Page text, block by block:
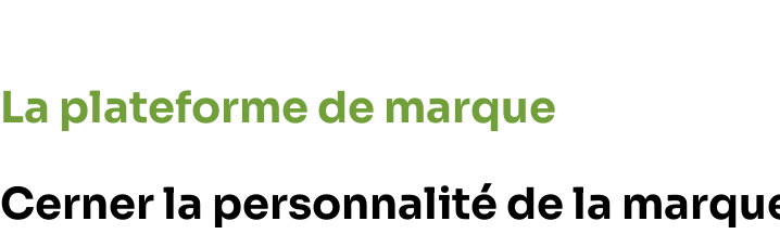
La plateforme de marque
Cerner la personnalité de la